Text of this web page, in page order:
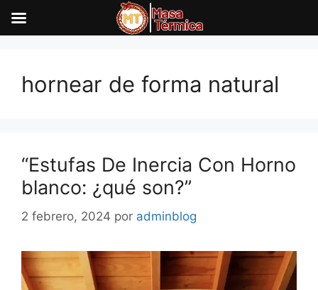
contenido
hornear de forma natural
“Estufas De Inercia Con Horno
blanco: ¿qué son?”
2 febrero, 2024 por adminblog